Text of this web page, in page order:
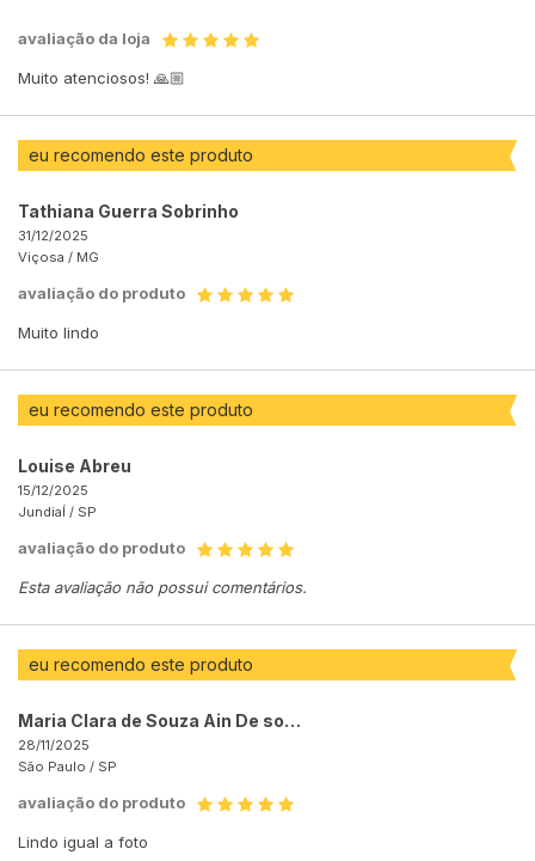
avaliação da loja
Muito atenciosos! 🙏🏼
eu recomendo este produto
Tathiana Guerra Sobrinho
31/12/2025
Viçosa / MG
avaliação do produto
Muito lindo
eu recomendo este produto
Louise Abreu
15/12/2025
JundiaÍ / SP
avaliação do produto
Esta avaliação não possui comentários.
eu recomendo este produto
Maria Clara de Souza Ain De souza Ain
28/11/2025
São Paulo / SP
avaliação do produto
Lindo igual a foto